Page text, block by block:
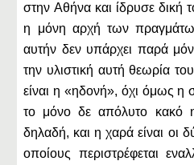
στην Αθήνα και ίδρυσε δική
η μόνη αρχή των
αυτήν δεν υπάρχει παρά
την υλιστική αυτή θεωρία
είναι η «ηδονή», όχι όμως η
το μόνο δε απόλυτο κακό
δηλαδή, και η χαρά είναι οι
οποίους περιστρέφεται